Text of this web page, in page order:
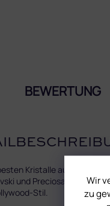
Wir
zu
BEWERTUNG
Kristalle auf dem
und Preciosa. Lassen
Stil.